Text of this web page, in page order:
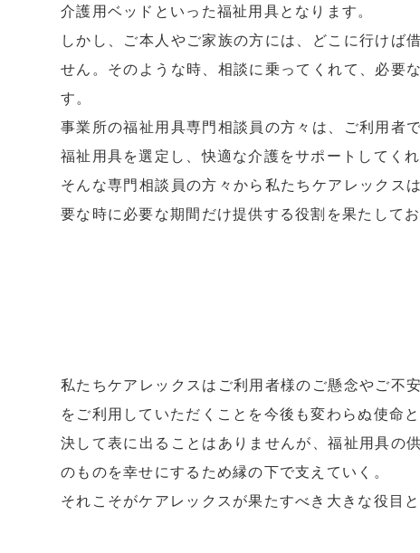
介護用ベッドといった福祉用具となります。
しかし、ご本人やご家族の方には、どこに行けば
せん。そのような時、相談に乗ってくれて、必要
す。
事業所の福祉用具専門相談員の方々は、ご利用者
福祉用具を選定し、快適な介護をサポートしてく
そんな専門相談員の方々から私たちケアレックス
要な時に必要な期間だけ提供する役割を果たしてお
私たちケアレックスはご利用者様のご懸念やご不
をご利用していただくことを今後も変わらぬ使命
決して表に出ることはありませんが、福祉用具の
のものを幸せにするため縁の下で支えていく。
それこそがケアレックスが果たすべき大きな役目と